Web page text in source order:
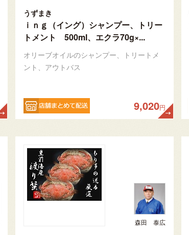
うずまき
ｉｎｇ（イング）シャンプー、トリー
トメント 500ml、エクラ70g×...
オリーブオイルのシャンプー、トリートメ
ント、アウトバス
9,020円
森田 泰広